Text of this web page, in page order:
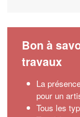
Bon à
travaux
La
pour un
Tous les